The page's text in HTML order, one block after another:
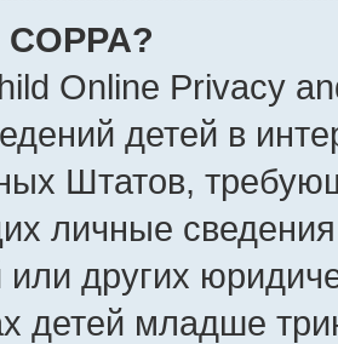
Online Privacy
детей в
Штатов,
личные
или других
детей младше